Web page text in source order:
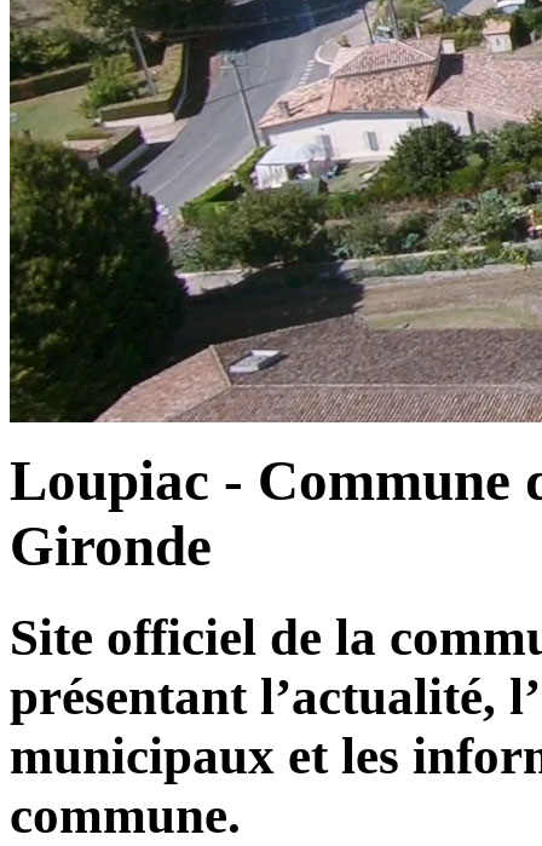
Loupiac - Commune
Gironde
Site officiel de la
présentant l’actualité,
municipaux et les
commune.